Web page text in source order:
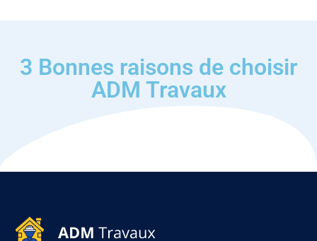
3 Bonnes raisons de choisir
ADM Travaux